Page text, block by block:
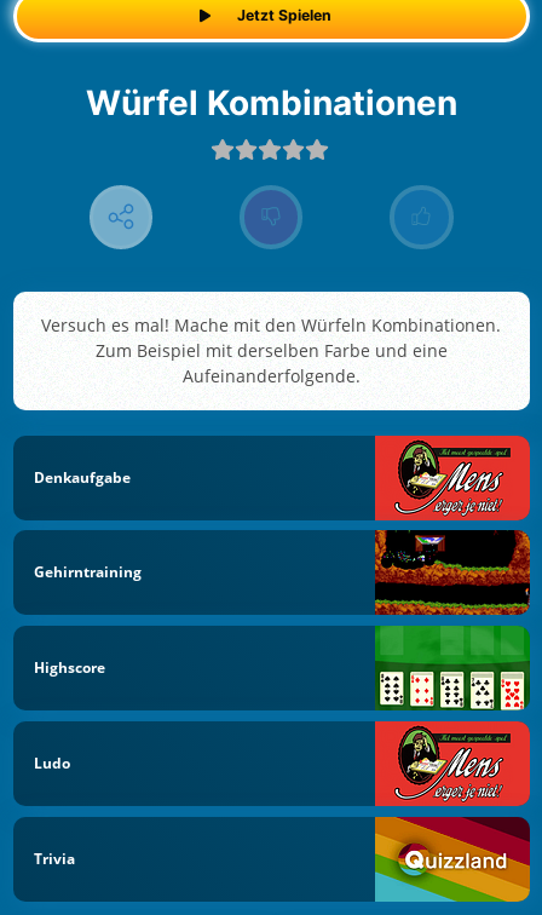
Jetzt Spielen
Würfel Kombinationen
Versuch es mal! Mache mit den Würfeln Kombinationen.
Zum Beispiel mit derselben Farbe und eine
Aufeinanderfolgende.
Denkaufgabe
Gehirntraining
Highscore
Ludo
Trivia